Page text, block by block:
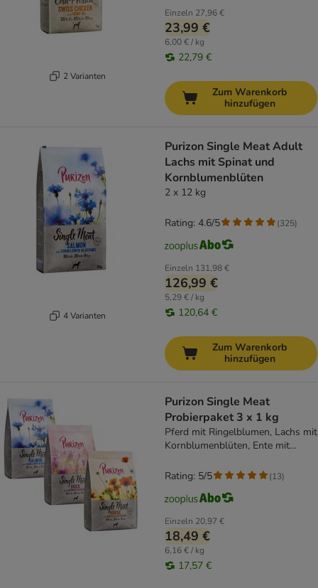
2 Varianten
Einzeln 27,96 €
23,99 €
6,00 € / kg
22,79 €
Zum Warenkorb
hinzufügen
4 Varianten
Purizon Single Meat Adult
Lachs mit Spinat und
Kornblumenblüten
2 x 12 kg
Einzeln 131,98 €
126,99 €
5,29 € / kg
120,64 €
Rating: 4.6/5 (325)
Zum Warenkorb
hinzufügen
Purizon Single Meat
Probierpaket 3 x 1 kg
Pferd mit Ringelblumen, Lachs mit
Kornblumenblüten, Ente mit
Einzeln 20,97 €
18,49 €
6,16 € / kg
17,57 €
Rating: 5/5 (13)